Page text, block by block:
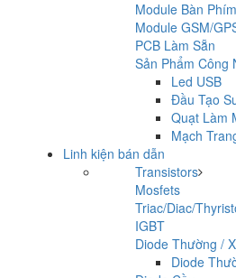
Module Bàn Phím
Module GSM/
PCB Làm Sẵn
Sản Phẩm Công
Led USB
Đầu Tạo
Quạt Làm
Mạch
Linh kiện bán dẫn
Transistors
Mosfets
Triac/Diac/
IGBT
Diode Thường /
Diode